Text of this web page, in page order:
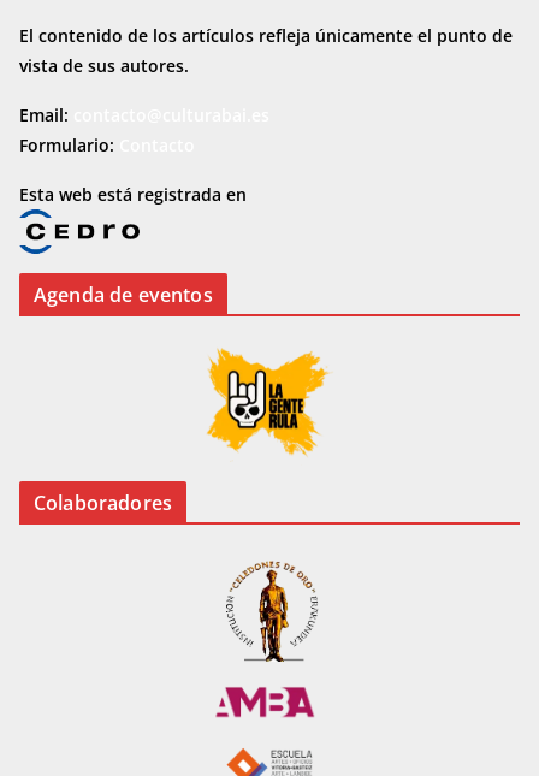
El contenido de los artículos refleja únicamente el punto de
vista de sus autores.
Email:
Formulario:
Esta web está registrada en
Agenda de eventos
Colaboradores